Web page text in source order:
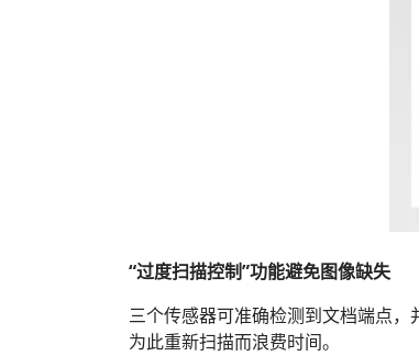
“过度扫描控制”功能避免图像缺失
三个传感器可准确检测到文档端点
为此重新扫描而浪费时间。